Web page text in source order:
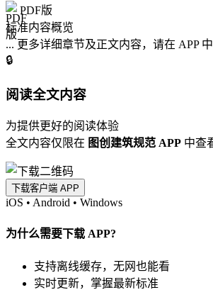
PDF版
标准内容概览
... 更多详细章节及正文内容，请在 APP
🔒
阅读全文内容
为提供更好的阅读体验
全文内容仅限在 图创建筑规范 APP 中查
下载客户端 APP
iOS • Android • Windows
为什么需要下载 APP?
支持离线缓存，无网也能看
实时更新，掌握最新标准